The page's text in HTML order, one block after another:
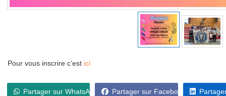
Pour vous inscrire c’est ici
Partager sur WhatsApp Partager sur Facebook